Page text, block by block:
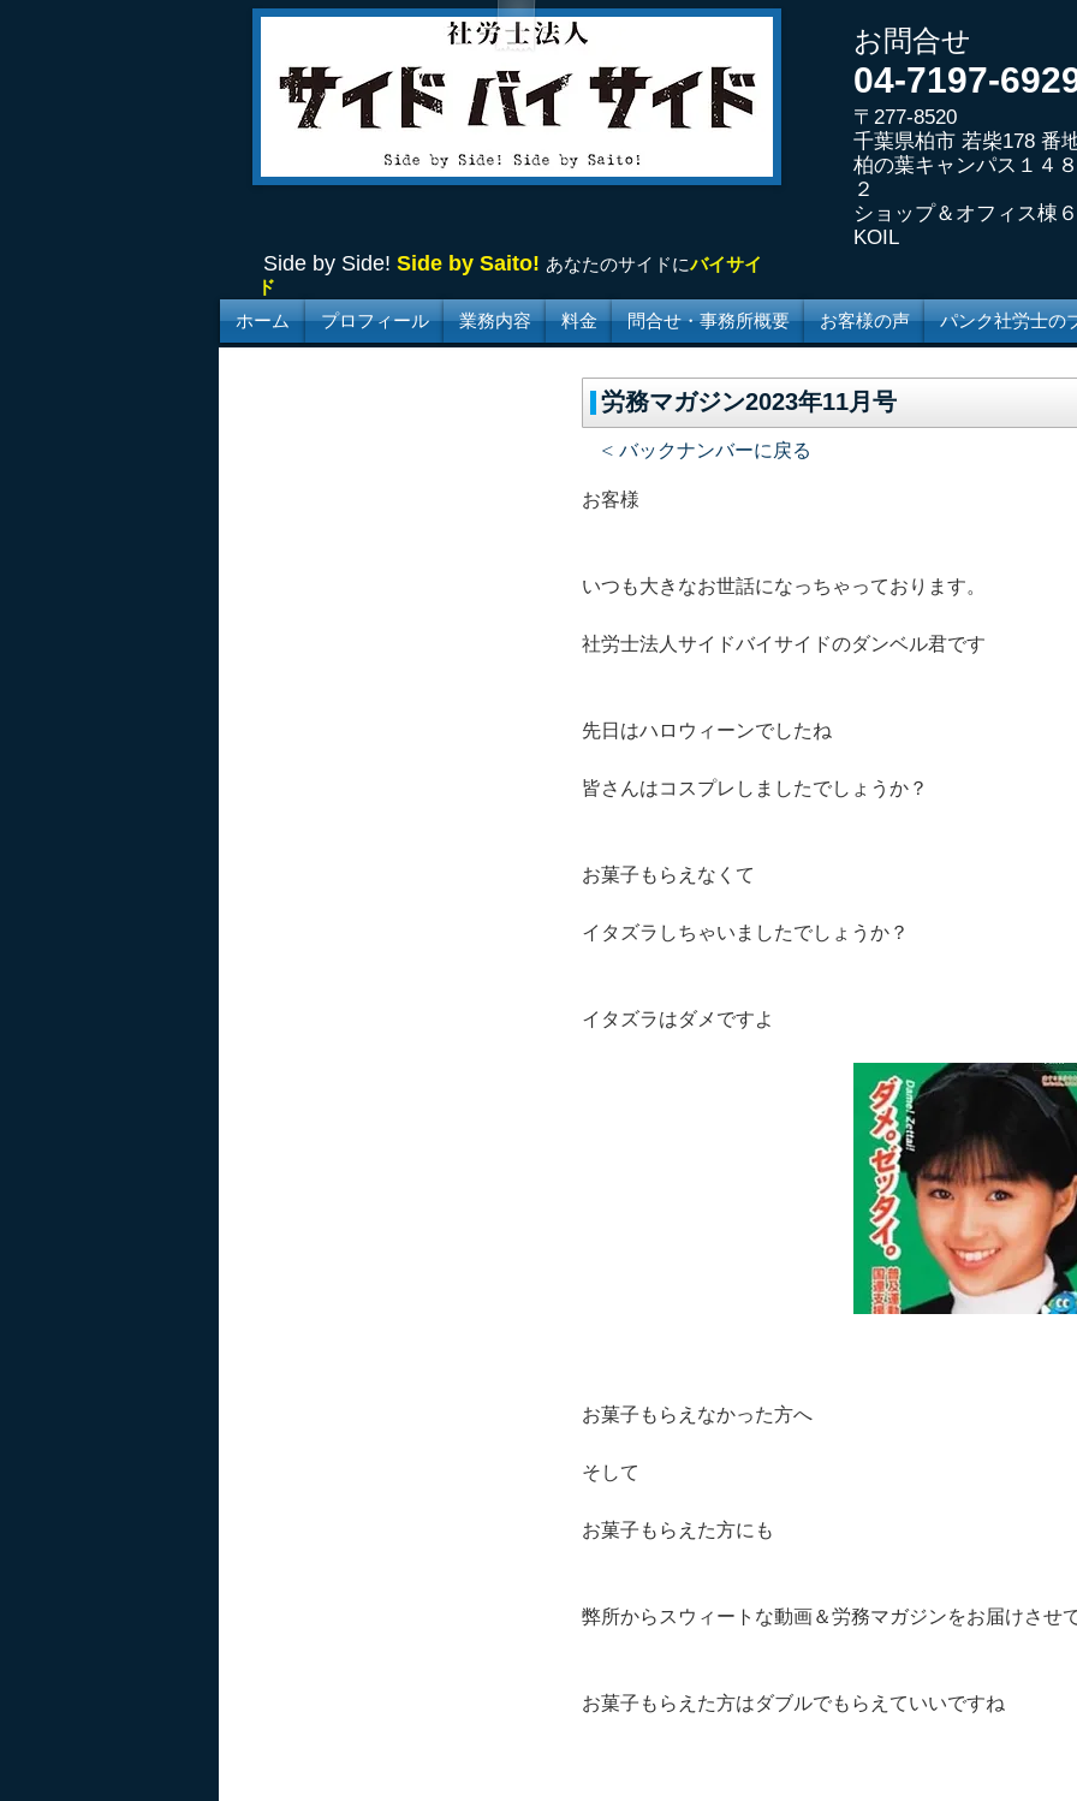
お問合せ
04-7197-
〒277-8520
千葉県柏市 若柴178 番
柏の葉キャンパス１４
２
ショップ＆オフィ ス棟
KOIL
Side by Side! Side by Saito! あなたのサイドにバイサイ
ド
ホーム
プロフィール 業務内容 料金 問合せ・事務所概要 お客様の声 パンク社労士の
労務マガジン2023年11月号
< バックナンバーに戻る
お客様
いつも大きなお世話になっちゃっております。
社労士法人サイドバイサイドのダンベル君です
先日はハロウィーンでしたね
皆さんはコスプレしましたでしょうか？
お菓子もらえなくて
イタズラしちゃいましたでしょうか？
イタズラはダメですよ
お菓子もらえなかった方へ
そして
お菓子もらえた方にも
弊所からスウィートな動画＆労務マガジンをお届けさせ
お菓子もらえた方はダブルでもらえていいですね